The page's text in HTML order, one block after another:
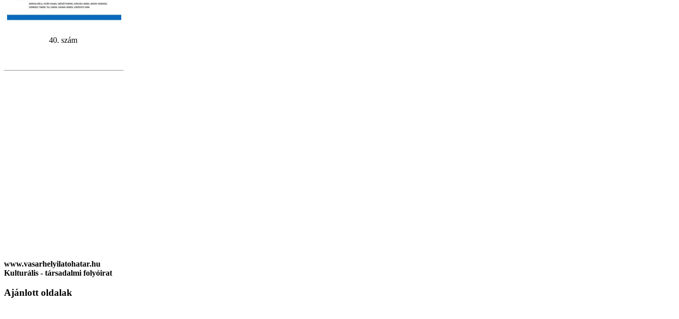
40. szám
www.vasarhelyilatohatar.hu
Kulturális - társadalmi folyóirat
Ajánlott oldalak